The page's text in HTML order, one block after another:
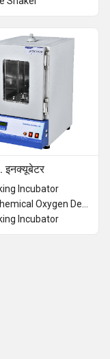
इनक्यूबेटर
Incubator
Incubator